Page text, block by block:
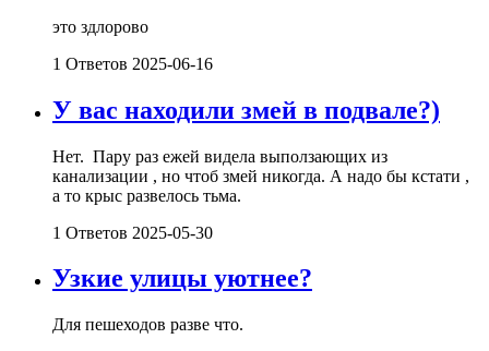
это здлорово
1 Ответов 2025-06-16
У вас находили змей в подвале?)
Нет. Пару раз ежей видела выползающих из
канализации , но чтоб змей никогда. А надо бы кстати ,
а то крыс развелось тьма.
1 Ответов 2025-05-30
Узкие улицы уютнее?
Для пешеходов разве что.